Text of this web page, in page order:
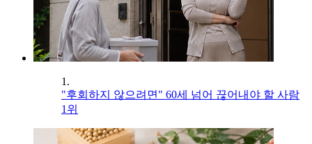
1.
"후회하지 않으려면" 60세 넘어 끊어내야 할 사람
1위